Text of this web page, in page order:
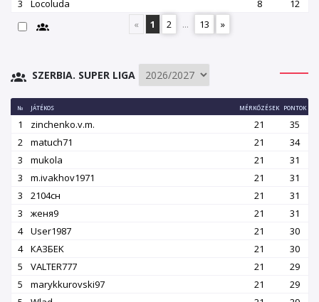
3
Locoluda 8
12
«
1 2 ... 13 »
SZERBIA. SUPER LIGA
№ JÁTÉKOS MÉRKŐZÉSEK PONTOK
1 zinchenko.v.m. 21
35
2
matuch71 21
34
3
mukola 21
31
3
m.ivakhov1971 21
31
3
2104сн 21
31
3
женя9 21
31
4
User1987 21
30
4
КАЗБEK 21
30
5
VALTER777 21
29
5
marykkurovski97 21
29